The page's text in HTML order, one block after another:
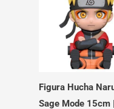
Figura Hucha
Sage Mode 15cm |